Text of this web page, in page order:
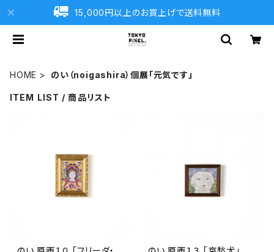
15,000円以上のお買上げで送料無料
HOME のい（noigashira）個展「元気です」
ITEM LIST / 商品リスト